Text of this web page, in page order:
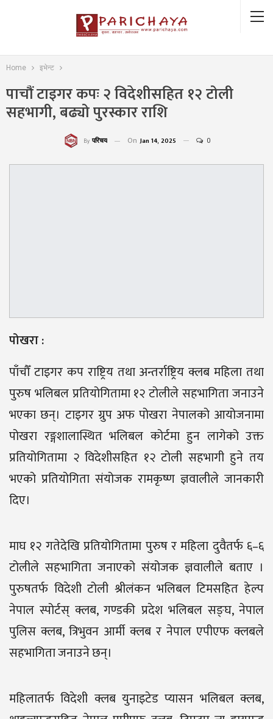
Home इभेन्ट
पाचौं टाइगर कपः २ विदेशीसहित १२ टोली
सहभागी, बढ्यो पुरस्कार राशि
By परिचय On Jan 14, 2025 0
पोखरा :
पाँचौँ टाइगर कप राष्ट्रिय तथा अन्तर्राष्ट्रिय क्लब महिला तथा
पुरुष भलिबल प्रतियोगितामा १२ टोलीले सहभागिता जनाउने
भएका छन्। टाइगर ग्रुप अफ पोखरा नेपालको आयोजनामा
पोखरा रङ्गशालास्थित भलिबल कोर्टमा हुन लागेको उक्त
प्रतियोगितामा २ विदेशीसहित १२ टोली सहभागी हुने तय
भएको प्रतियोगिता संयोजक रामकृष्ण ज्ञवालीले जानकारी
दिए।
माघ १२ गतेदेखि प्रतियोगितामा पुरुष र महिला दुवैतर्फ ६–६
टोलीले सहभागिता जनाएको संयोजक ज्ञवालीले बताए ।
पुरुषतर्फ विदेशी टोली श्रीलंकन भलिबल टिमसहित हेल्प
नेपाल स्पोर्टस् क्लब, गण्डकी प्रदेश भलिबल सङ्घ, नेपाल
पुलिस क्लब, त्रिभुवन आर्मी क्लब र नेपाल एपीएफ क्लबले
सहभागिता जनाउने छन्।
महिलातर्फ विदेशी क्लब युनाइटेड प्यासन भलिबल क्लब,